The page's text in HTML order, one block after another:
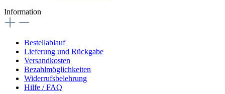
Information
Bestellablauf
Lieferung und Rückgabe
Versandkosten
Bezahlmöglichkeiten
Widerrufsbelehrung
Hilfe / FAQ